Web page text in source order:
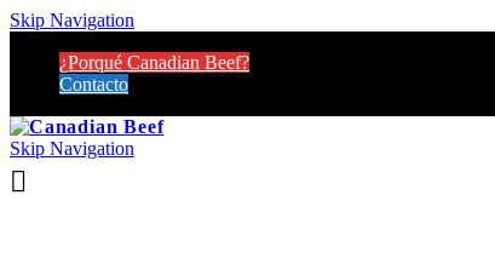
Skip Navigation
¿Porqué Canadian Beef?
Contacto
Skip Navigation